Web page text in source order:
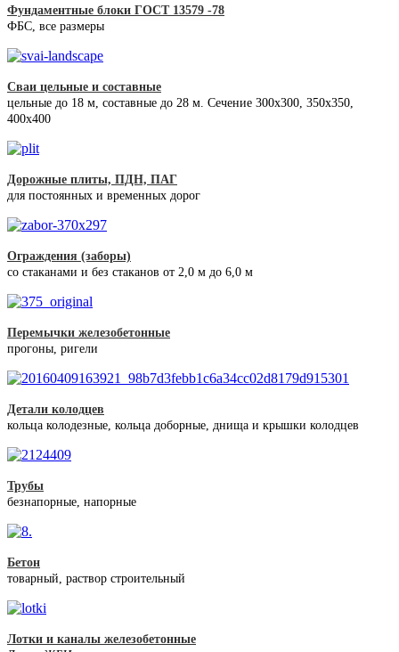
Фундаментные блоки ГОСТ 13579 -78
ФБС, все размеры
Сваи цельные и составные
цельные до 18 м, составные до 28 м. Сечение 300x300, 350x350,
400х400
Дорожные плиты, ПДН, ПАГ
для постоянных и временных дорог
Ограждения (заборы)
со стаканами и без стаканов от 2,0 м до 6,0 м
Перемычки железобетонные
прогоны, ригели
Детали колодцев
кольца колодезные, кольца доборные, днища и крышки колодцев
Трубы
безнапорные, напорные
Бетон
товарный, раствор строительный
Лотки и каналы железобетонные